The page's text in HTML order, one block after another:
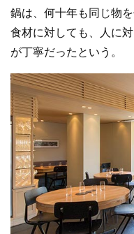
鍋は、何十年も同じ物
食材に対しても、人に
が丁寧だったという。